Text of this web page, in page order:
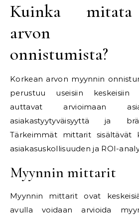
Kuinka
arvon
onnistumista?
Korkean arvon myynnin
perustuu useisiin keskeisiin
auttavat arvioimaan
asiakastyytyväisyyttä ja
Tärkeimmät mittarit sisältävät
asiakasuskollisuuden ja ROI-
Myynnin mittarit
Myynnin mittarit ovat
avulla voidaan arvioida